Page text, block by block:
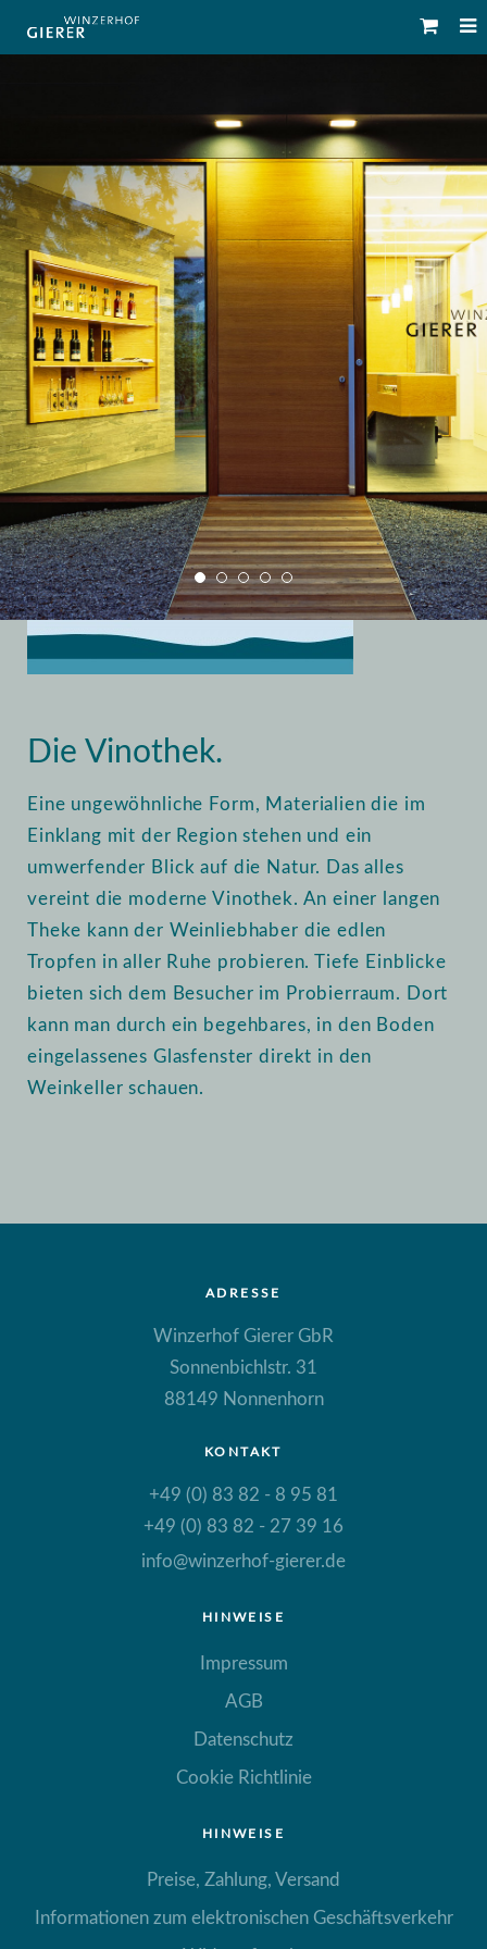
Die Vinothek.
Eine ungewöhnliche Form, Materialien die im
Einklang mit der Region stehen und ein
umwerfender Blick auf die Natur. Das alles
vereint die moderne Vinothek. An einer langen
Theke kann der Weinliebhaber die edlen
Tropfen in aller Ruhe probieren. Tiefe Einblicke
bieten sich dem Besucher im Probierraum. Dort
kann man durch ein begehbares, in den Boden
eingelassenes Glasfenster direkt in den
Weinkeller schauen.
ADRESSE
Winzerhof Gierer GbR
Sonnenbichlstr. 31
88149 Nonnenhorn
KONTAKT
+49 (0) 83 82 - 8 95 81
+49 (0) 83 82 - 27 39 16
info@winzerhof-gierer.de
HINWEISE
Impressum
AGB
Datenschutz
Cookie Richtlinie
HINWEISE
Preise, Zahlung, Versand
Informationen zum elektronischen Geschäftsverkehr